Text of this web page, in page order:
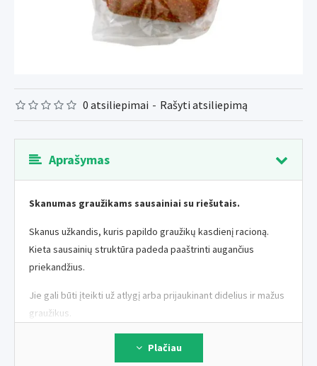
0 atsiliepimai - Rašyti atsiliepimą
Aprašymas
Skanumas graužikams sausainiai su riešutais.
Skanus užkandis, kuris papildo graužikų kasdienį racioną.
Kieta sausainių struktūra padeda paaštrinti augančius
priekandžius.
Jie gali būti įteikti už atlygį arba prijaukinant didelius ir mažus
graužikus.
kvietiniai miltai, kiaušinis milteliai, gliaudyti
Plačiau